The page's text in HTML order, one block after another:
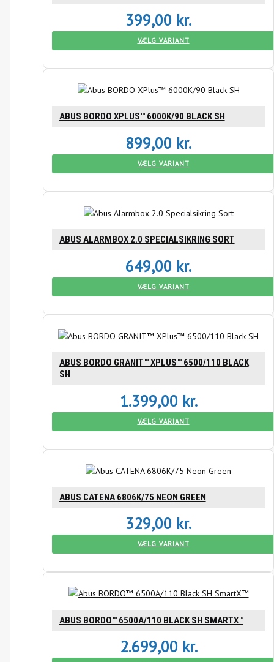
399,00 kr.
VÆLG VARIANT
ABUS BORDO XPLUS™ 6000K/90 BLACK SH
899,00 kr.
VÆLG VARIANT
ABUS ALARMBOX 2.0 SPECIALSIKRING SORT
649,00 kr.
VÆLG VARIANT
ABUS BORDO GRANIT™ XPLUS™ 6500/110 BLACK
SH
1.399,00 kr.
VÆLG VARIANT
ABUS CATENA 6806K/75 NEON GREEN
329,00 kr.
VÆLG VARIANT
ABUS BORDO™ 6500A/110 BLACK SH SMARTX™
2.699,00 kr.